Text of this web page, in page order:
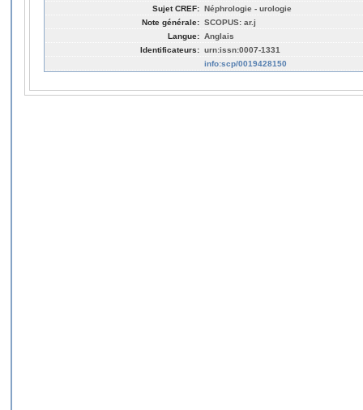
Sujet CREF: Néphrologie - urologie
Note générale: SCOPUS: ar.j
Langue: Anglais
Identificateurs: urn:issn:0007-1331
info:scp/0019428150